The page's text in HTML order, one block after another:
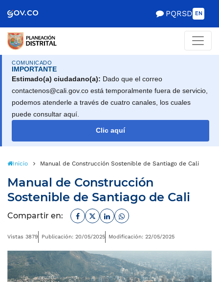
de Gobierno
PQRSD EN
COMUNICADO
IMPORTANTE
Estimado(a) ciudadano(a): Dado que el correo
contactenos@cali.gov.co está temporalmente fuera de servicio,
podemos atenderle a través de cuatro canales, los cuales
puede consultar aquí.
Clic aquí
Inicio Manual de Construcción Sostenible de Santiago de Cali
Manual de Construcción
Sostenible de Santiago de Cali
Compartir en: Facebook
TwitterLinkedinWhatsapp
Vistas 3879 Publicación: 20/05/2025 Modificación: 22/05/2025